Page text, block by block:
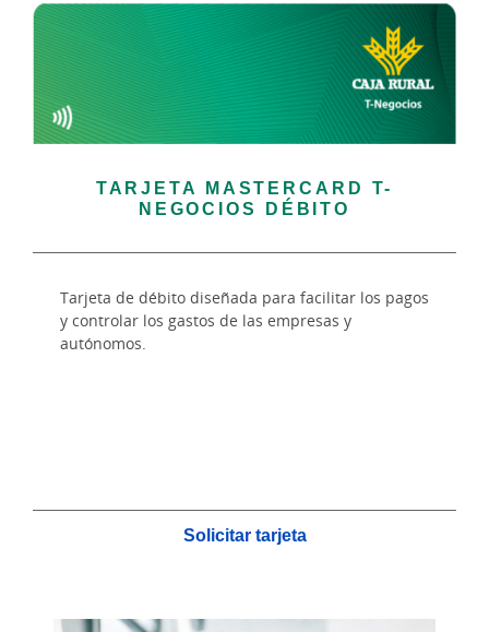
TARJETA MASTERCARD T-
NEGOCIOS DÉBITO
Tarjeta de débito diseñada para facilitar los pagos
y controlar los gastos de las empresas y
autónomos.
Solicitar tarjeta